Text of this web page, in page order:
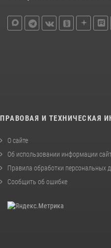
ПРАВОВАЯ И ТЕХНИЧЕСКАЯ
О сайте
Об использовании информации
Правила обработки персональных
Сообщить об ошибке